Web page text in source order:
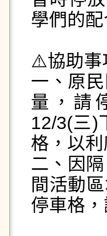
學們的配
⚠️協助事
一、原
量，請
12/3(三)
格，以
二、因
間活動
停車格